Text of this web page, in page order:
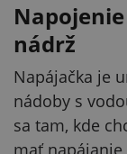
nádrž
Napájačka je
nádoby s
sa tam, kde